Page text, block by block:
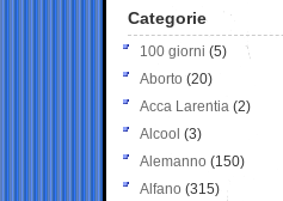
Categorie
100 giorni (5)
Aborto (20)
Acca Larentia (2)
Alcool (3)
Alemanno (150)
Alfano (315)